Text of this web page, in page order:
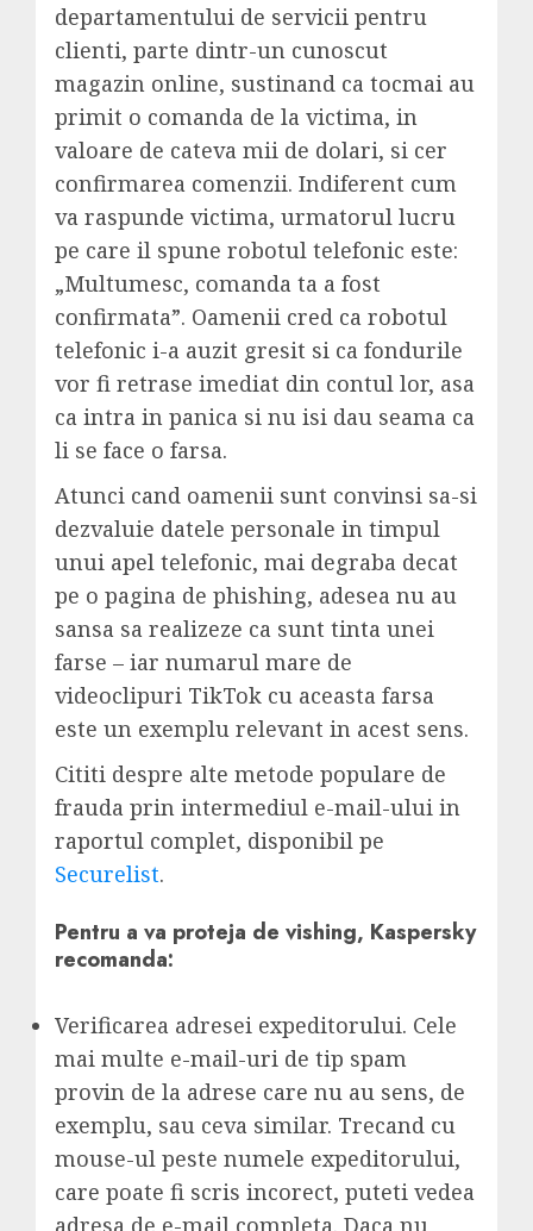
departamentului de servicii pentru
clienti, parte dintr-un cunoscut
magazin online, sustinand ca tocmai au
primit o comanda de la victima, in
valoare de cateva mii de dolari, si cer
confirmarea comenzii. Indiferent cum
va raspunde victima, urmatorul lucru
pe care il spune robotul telefonic este:
„Multumesc, comanda ta a fost
confirmata”. Oamenii cred ca robotul
telefonic i-a auzit gresit si ca fondurile
vor fi retrase imediat din contul lor, asa
ca intra in panica si nu isi dau seama ca
li se face o farsa.
Atunci cand oamenii sunt convinsi sa-si
dezvaluie datele personale in timpul
unui apel telefonic, mai degraba decat
pe o pagina de phishing, adesea nu au
sansa sa realizeze ca sunt tinta unei
farse – iar numarul mare de
videoclipuri TikTok cu aceasta farsa
este un exemplu relevant in acest sens.
Cititi despre alte metode populare de
frauda prin intermediul e-mail-ului in
raportul complet, disponibil pe
Securelist.
Pentru a va proteja de vishing, Kaspersky
recomanda:
Verificarea adresei expeditorului. Cele
mai multe e-mail-uri de tip spam
provin de la adrese care nu au sens, de
exemplu, sau ceva similar. Trecand cu
mouse-ul peste numele expeditorului,
care poate fi scris incorect, puteti vedea
adresa de e-mail completa. Daca nu